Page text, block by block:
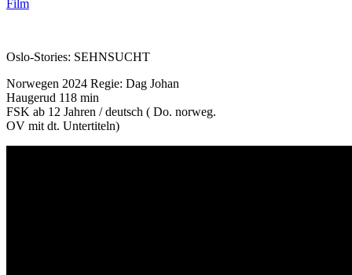
Film
Oslo-Stories: SEHNSUCHT
Norwegen 2024 Regie: Dag Johan
Haugerud 118 min
FSK ab 12 Jahren / deutsch ( Do. norweg.
OV mit dt. Untertiteln)